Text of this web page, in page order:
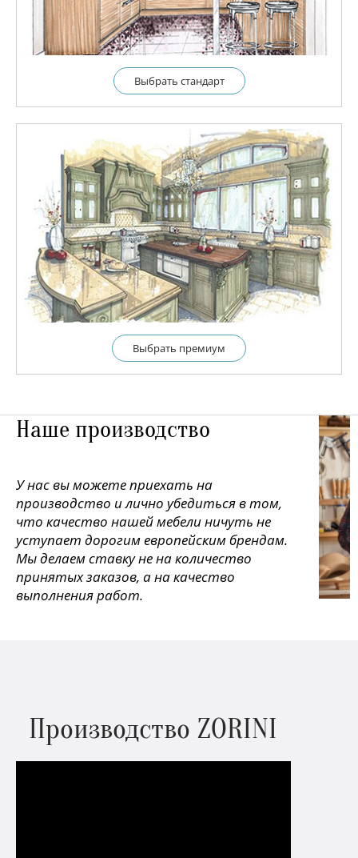
Выбрать cтандарт
Выбрать премиум
Наше производство
У нас вы можете приехать на
производство и лично убедиться в том,
что качество нашей мебели ничуть не
уступает дорогим европейским брендам.
Мы делаем ставку не на количество
принятых заказов, а на качество
выполнения работ.
Производство ZORINI